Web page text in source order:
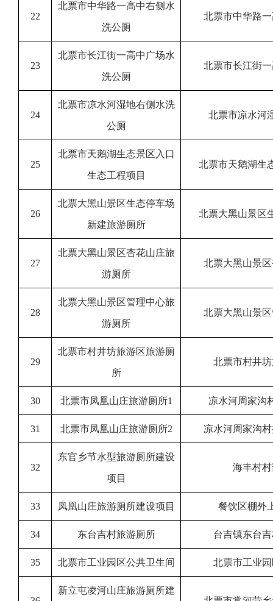
22
北票市中华路一高中右侧水
洗公厕
北票市中华路
23
北票市长江街一高中广场水
洗公厕
北票市长江街
24
北票市凉水河湿地右侧水洗
公厕
北票市凉水河
25
北票市天鹅湖生态景区入口
生态工程项目
北票市天鹅湖生
26
北票大黑山景区生态停车场
新建旅游厕所
北票大黑山景区
27
北票大黑山景区杏花山庄旅
游厕所
北票大黑山景
28
北票大黑山景区管理中心旅
游厕所
北票大黑山景
29
北票市村井坊旅游区旅游厕
所
北票市村井
30 北票市凤凰山庄旅游厕所1 凉水河周家沟
31 北票市凤凰山庄旅游厕所2 凉水河周家沟
32
东官乡节水型旅游厕所建设
项目
海丰村
33 凤凰山庄旅游厕所建设项目 餐饮区棚外
34 东台吉村旅游厕所 台吉镇东台
35 北票市工业园区公共卫生间 北票市工业
新立屯凌河山庄旅游厕所建